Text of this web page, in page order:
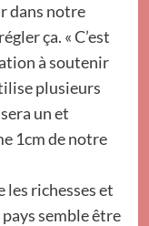
dans notre
ça. « C’est
à soutenir
plusieurs
un et
1cm de notre
les richesses et
semble être